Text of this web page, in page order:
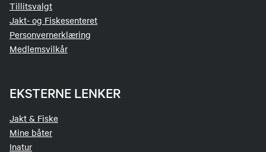
Tillitsvalgt
Jakt- og Fiskesenteret
Personvernerklæring
Medlemsvilkår
EKSTERNE LENKER
Jakt & Fiske
Mine båter
Inatur